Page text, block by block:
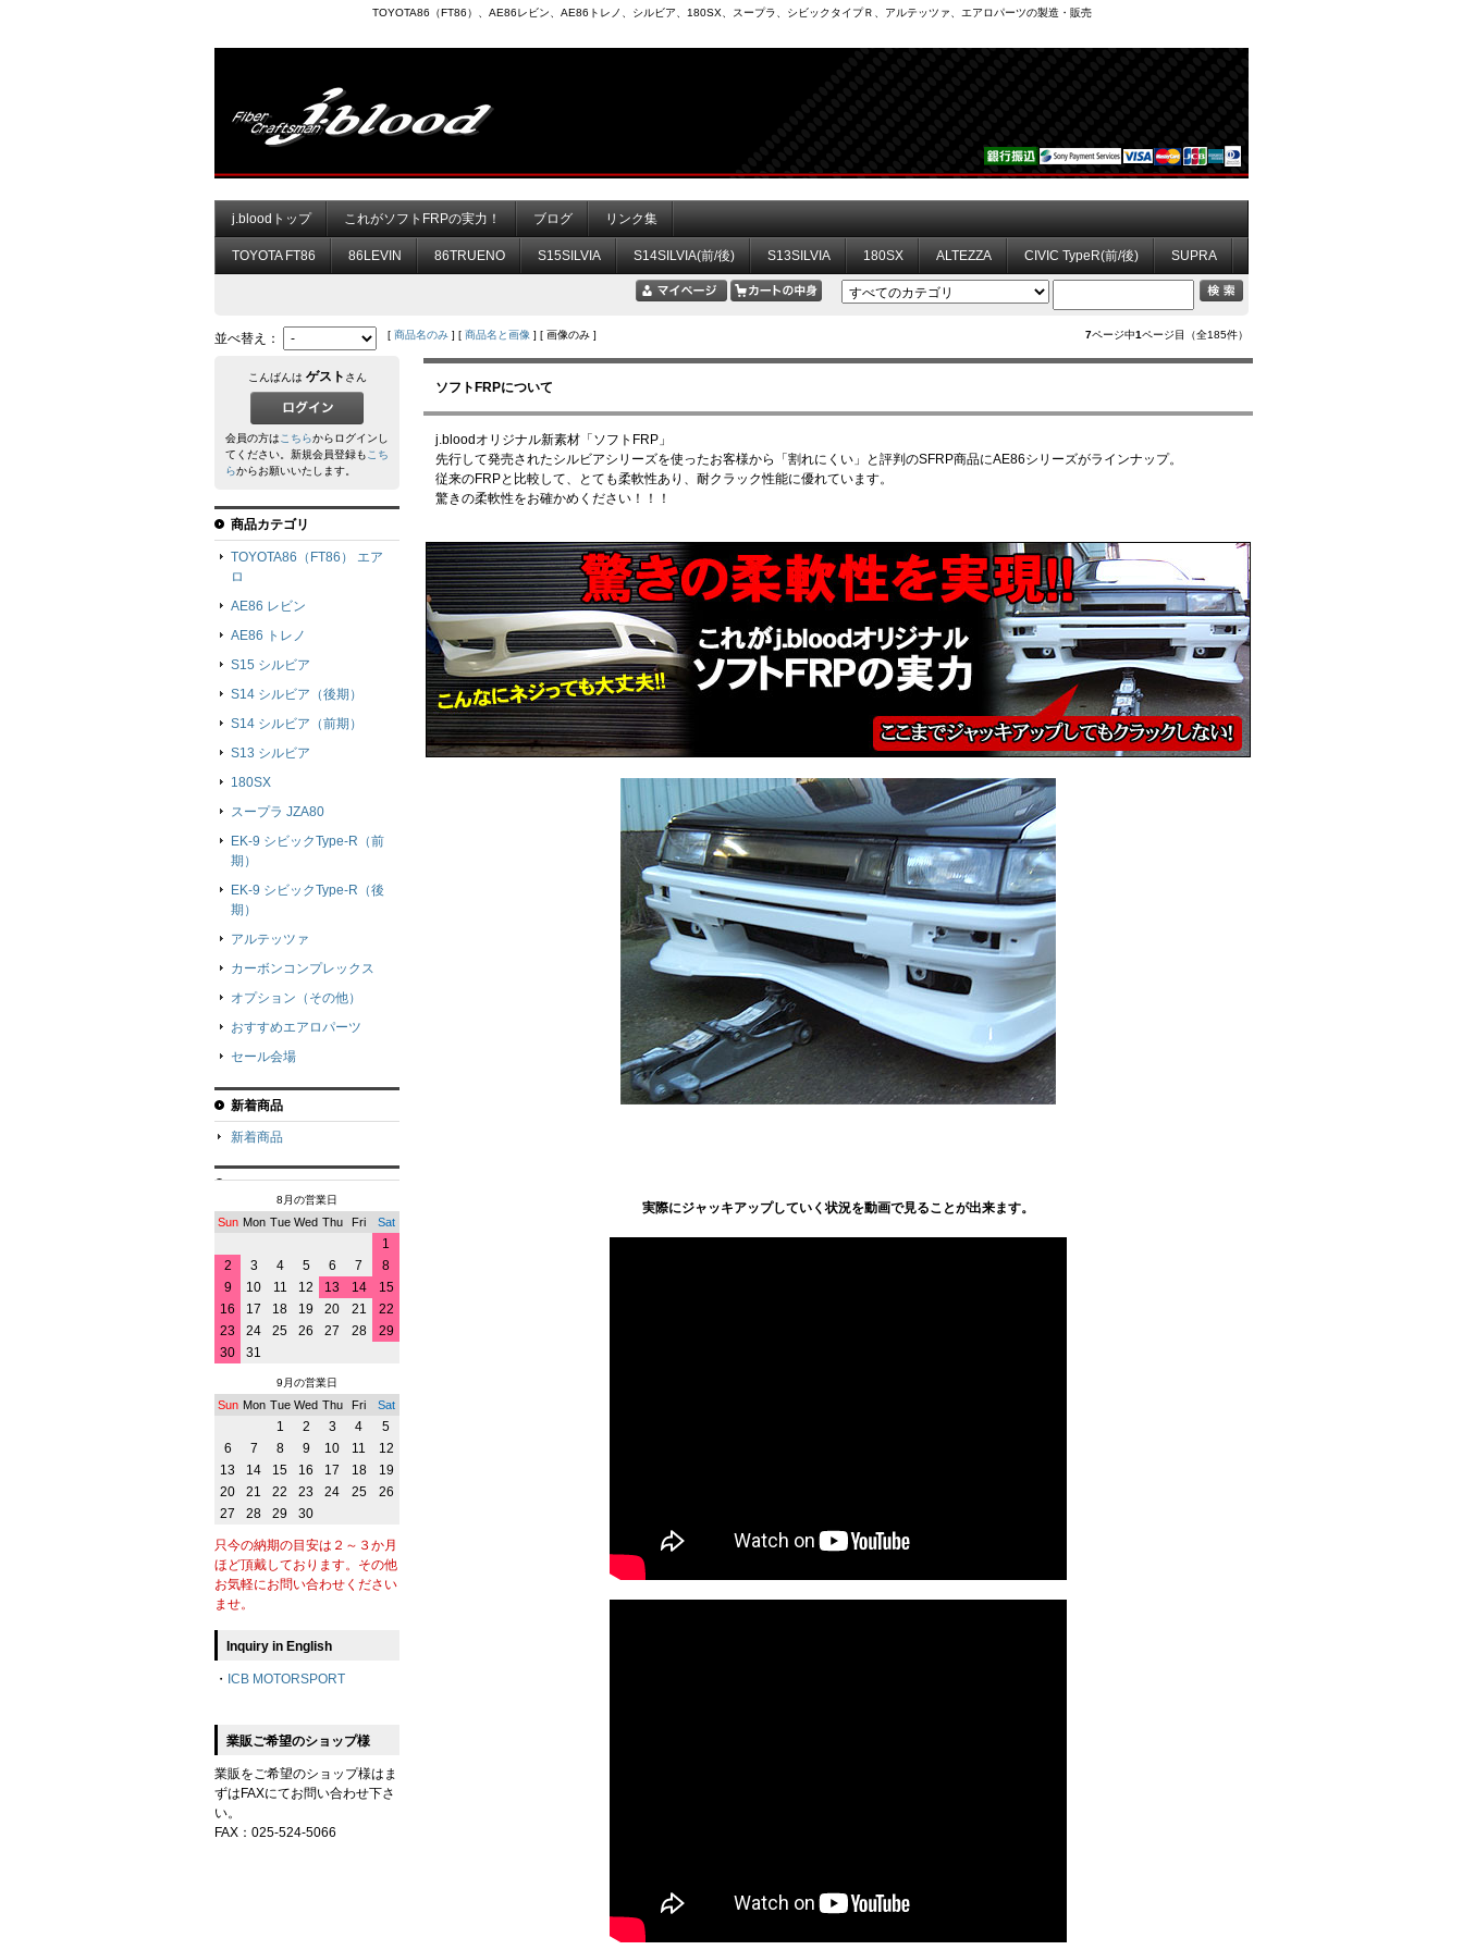
TOYOTA86（FT86）、AE86レビン、AE86トレノ、シルビア、180SX、スープラ、シビックタイプＲ、アルテッツァ、エアロパーツの製造・販売
j.bloodトップ これがソフトFRPの実力！ ブログ リンク集
TOYOTA FT86 86LEVIN 86TRUENO S15SILVIA S14SILVIA(前/後) S13SILVIA 180SX ALTEZZA CIVIC TypeR(前/後) SUPRA
並べ替え： [ 商品名のみ ] [ 商品名と画像 ] [ 画像のみ ] 7ページ中1ページ目（全185件）
ソフトFRPについて
j.bloodオリジナル新素材「ソフトFRP」
先行して発売されたシルビアシリーズを使ったお客様から「割れにくい」と評判のSFRP商品にAE86シリーズがラインナップ。
従来のFRPと比較して、とても柔軟性あり、耐クラック性能に優れています。
驚きの柔軟性をお確かめください！！！
実際にジャッキアップしていく状況を動画で見ることが出来ます。
こんばんは ゲスト さん
会員の方はこちらからログインし
てください。新規会員登録もこち
らからお願いいたします。
商品カテゴリ
TOYOTA86（FT86） エア
ロ
AE86 レビン
AE86 トレノ
S15 シルビア
S14 シルビア（後期）
S14 シルビア（前期）
S13 シルビア
180SX
スープラ JZA80
EK-9 シビックType-R（前
期）
EK-9 シビックType-R（後
期）
アルテッツァ
カーボンコンプレックス
オプション（その他）
おすすめエアロパーツ
セール会場
新着商品
新着商品
8月の営業日
Sun Mon Tue Wed Thu Fri Sat
1
2
3 4 5 6 7
8
9
10 11 12 13 14
15
16
17 18 19 20 21
22
23
24 25 26 27 28
29
30
31
9月の営業日
Sun Mon Tue Wed Thu Fri Sat
1 2 3 4
5
6
7 8 9 10 11
12
13
14 15 16 17 18
19
20
21 22 23 24 25
26
27
28 29 30
只今の納期の目安は２～３か月
ほど頂戴しております。その他
お気軽にお問い合わせください
ませ。
Inquiry in English
・ ICB MOTORSPORT
業販ご希望のショップ様
業販をご希望のショップ様はま
ずはFAXにてお問い合わせ下さ
い。
FAX：025-524-5066